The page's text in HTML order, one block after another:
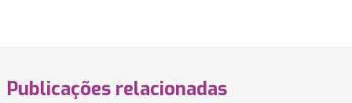
Publicações relacionadas